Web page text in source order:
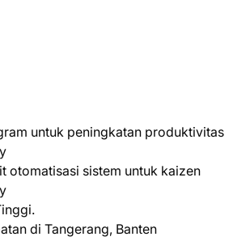
untuk peningkatan produktivitas
otomatisasi sistem untuk kaizen
di Tangerang, Banten